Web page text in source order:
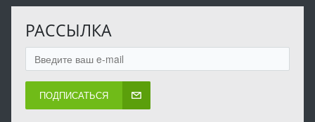
РАССЫЛКА
ПОДПИСАТЬСЯ